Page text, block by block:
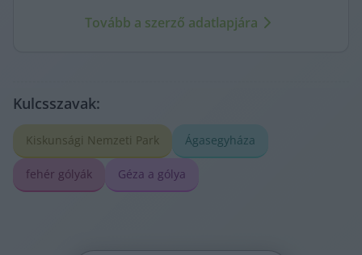
Tovább a szerző adatlapjára
Kulcsszavak:
Kiskunsági Nemzeti Park Ágasegyháza
fehér gólyák Géza a gólya